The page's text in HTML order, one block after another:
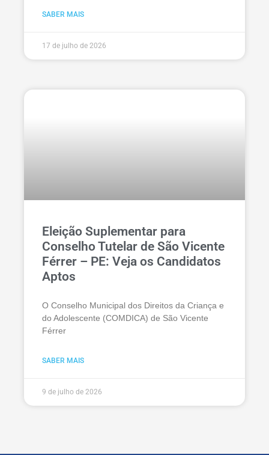
SABER MAIS
17 de julho de 2026
Eleição Suplementar para
Conselho Tutelar de São Vicente
Férrer – PE: Veja os Candidatos
Aptos
O Conselho Municipal dos Direitos da Criança e
do Adolescente (COMDICA) de São Vicente
Férrer
SABER MAIS
9 de julho de 2026